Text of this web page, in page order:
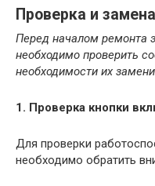
Проверка и
Перед началом ремонта
необходимо проверить
необходимости их
1. Проверка кнопки
Для проверки
необходимо обратить